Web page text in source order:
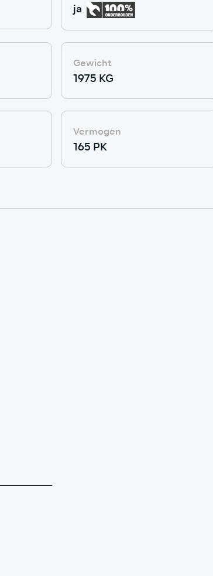
ja
Gewicht
1975 KG
Vermogen
165 PK